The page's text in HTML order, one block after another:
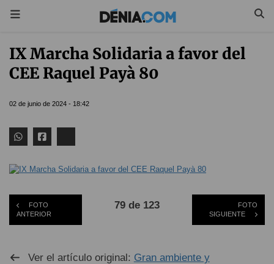
IX Marcha Solidaria a favor del
CEE Raquel Payà 80
02 de junio de 2024 - 18:42
FOTO
ANTERIOR
79 de 123
FOTO
SIGUIENTE
Ver el artículo original: Gran ambiente y